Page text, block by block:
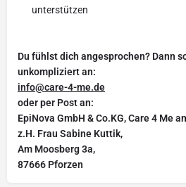
unterstützen
Du fühlst dich angesprochen? Dann
unkompliziert an:
info@care-4-me.de
oder per Post an:
EpiNova GmbH & Co.KG, Care 4 Me
z.H. Frau Sabine Kuttik,
Am Moosberg 3a,
87666 Pforzen